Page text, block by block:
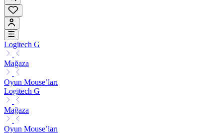
Logitech G
Mağaza
Oyun Mouse’ları
Logitech G
Mağaza
Oyun Mouse’ları